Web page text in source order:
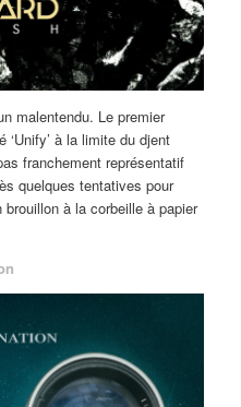
malentendu. Le premier
à la limite du djent
franchement représentatif
quelques tentatives pour
brouillon à la corbeille à papier